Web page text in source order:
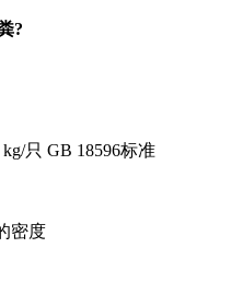
?
只 GB 18596标准
密度